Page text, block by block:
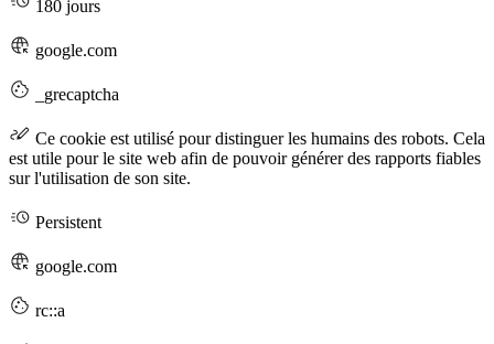
180 jours
google.com
_grecaptcha
Ce cookie est utilisé pour distinguer les humains des robots. Cela
est utile pour le site web afin de pouvoir générer des rapports fiables
sur l'utilisation de son site.
Persistent
google.com
rc::a